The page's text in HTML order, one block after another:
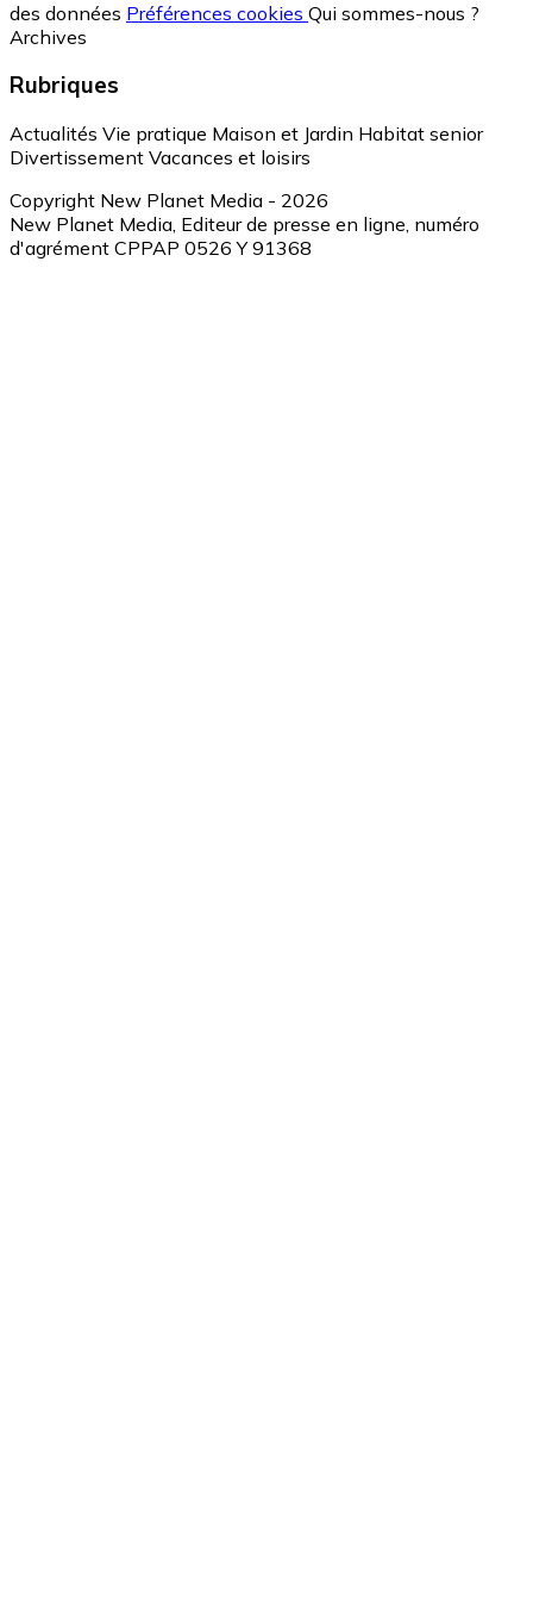
des données Préférences cookies Qui sommes-nous ?
Archives
Rubriques
Actualités Vie pratique Maison et Jardin Habitat senior
Divertissement Vacances et loisirs
Copyright New Planet Media - 2026
New Planet Media, Editeur de presse en ligne, numéro
d'agrément CPPAP 0526 Y 91368